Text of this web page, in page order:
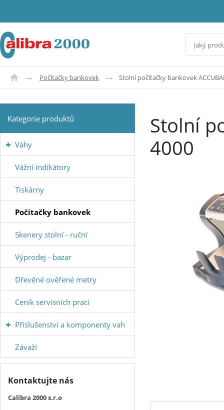
Počítačky bankovek Stolní počítačky bankovek
Stolní
4000
Kategorie produktů
Váhy
Vážní indikátory
Tiskárny
Počítačky bankovek
Skenery stolní - ruční
Výprodej - bazar
Dřevěné ověřené metry
Ceník servisních prací
Příslušenství a komponenty vah
Závaží
Kontaktujte nás
Calibra 2000 s.r.o